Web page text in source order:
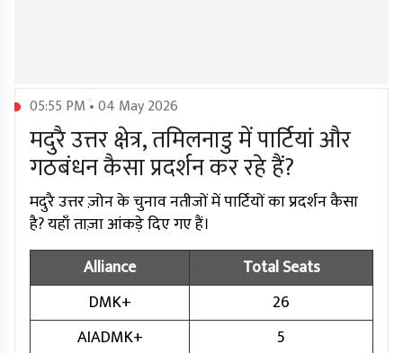
05:55 PM • 04 May 2026
मदुरै उत्तर क्षेत्र, तमिलनाडु में पार्टियां और
गठबंधन कैसा प्रदर्शन कर रहे हैं?
मदुरै उत्तर ज़ोन के चुनाव नतीजों में पार्टियों का प्रदर्शन कैसा
है? यहाँ ताज़ा आंकड़े दिए गए हैं।
Alliance
Total Seats
DMK+
26
AIADMK+
5